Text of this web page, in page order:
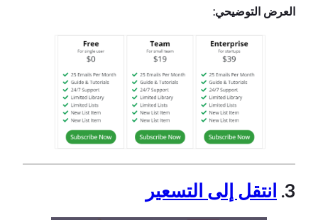
العرض التوضيحي:
3. انتقل إلى التسعير